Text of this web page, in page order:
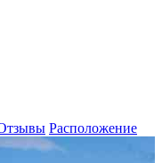
Расположение